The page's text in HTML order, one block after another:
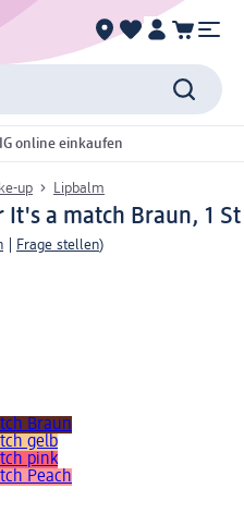
online einkaufen
up Lipbalm
a match Braun, 1 St
Frage stellen)
Braun
gelb
pink
Peach